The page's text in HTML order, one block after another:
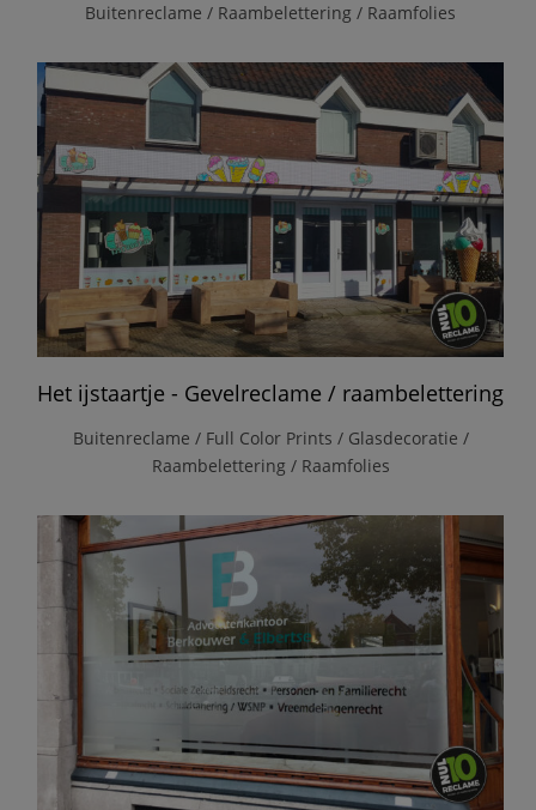
Buitenreclame / Raambelettering / Raamfolies
Het ijstaartje - Gevelreclame / raambelettering
Buitenreclame / Full Color Prints / Glasdecoratie /
Raambelettering / Raamfolies